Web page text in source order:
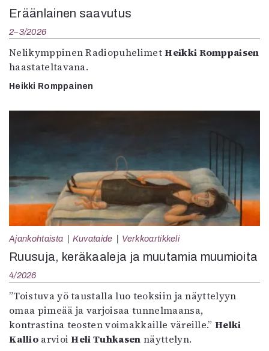
Eräänlainen saavutus
2–3/2026
Nelikymppinen RadiopuhelimetHeikki Romppaisen
haastateltavana.
Heikki Romppainen
Ajankohtaista Kuvataide Verkkoartikkeli
Ruusuja, keräkaaleja ja muutamia muumioita
4/2026
”Toistuva yö taustalla luo teoksiin ja näyttelyyn
omaa pimeää ja varjoisaa tunnelmaansa,
kontrastina teosten voimakkaille väreille.”Helki
KallioarvioiHeli Tuhkasen näyttelyn.